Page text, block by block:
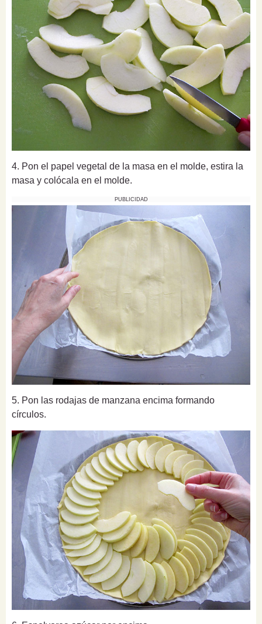
4. Pon el papel vegetal de la masa en el molde, estira la
masa y colócala en el molde.
PUBLICIDAD
5. Pon las rodajas de manzana encima formando
círculos.